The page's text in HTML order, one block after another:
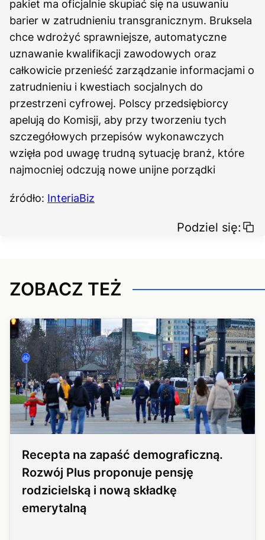
pakiet ma oficjalnie skupiać się na usuwaniu
barier w zatrudnieniu transgranicznym. Bruksela
chce wdrożyć sprawniejsze, automatyczne
uznawanie kwalifikacji zawodowych oraz
całkowicie przenieść zarządzanie informacjami o
zatrudnieniu i kwestiach socjalnych do
przestrzeni cyfrowej. Polscy przedsiębiorcy
apelują do Komisji, aby przy tworzeniu tych
szczegółowych przepisów wykonawczych
wzięła pod uwagę trudną sytuację branż, które
najmocniej odczują nowe unijne porządki
źródło: InteriaBiz
Podziel się:
ZOBACZ TEŻ
Recepta na zapaść demograficzną.
Rozwój Plus proponuje pensję
rodzicielską i nową składkę
emerytalną